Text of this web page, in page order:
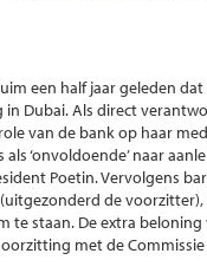
een half jaar geleden
Dubai. Als direct
van de bank op haar
als ‘onvoldoende’ naar
Poetin. Vervolgens
de
te staan. De extra
met de Commissie